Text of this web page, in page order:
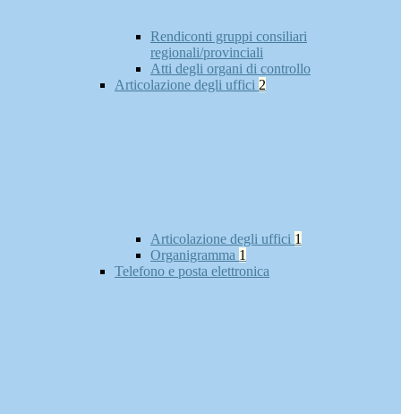
Rendiconti gruppi consiliari
regionali/provinciali
Atti degli organi di controllo
Articolazione degli uffici 2
Articolazione degli uffici 1
Organigramma 1
Telefono e posta elettronica